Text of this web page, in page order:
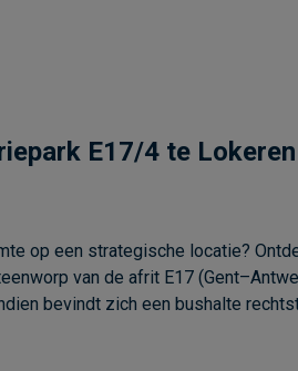
E17/4 te Lokeren
op een strategische locatie?
van de afrit E17
bevindt zich een bushalte